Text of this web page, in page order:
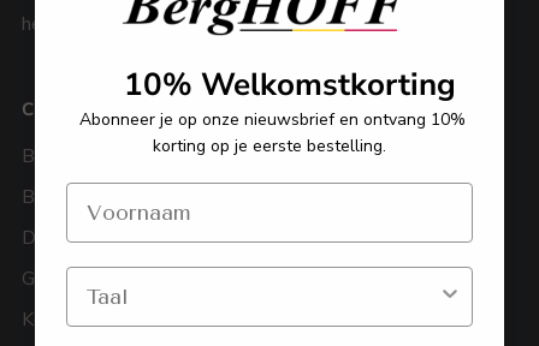
hello@berghoff-belgium.be
CATEGORIEËN
Bestek
BBQ
Downdraftkookpotten
Geschenksets
Keukenaccessoires
KLANTENDIENST
Algemene voorwaarden
Cookies
Betaling
10% Welkomstkorting
Abonneer je op onze nieuwsbrief en ontvang 10%
korting op je eerste bestelling.